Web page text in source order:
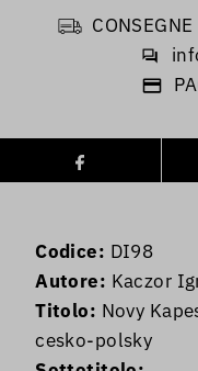
Codice: DI98
Autore: Kaczor
Titolo: Novy
cesko-polsky